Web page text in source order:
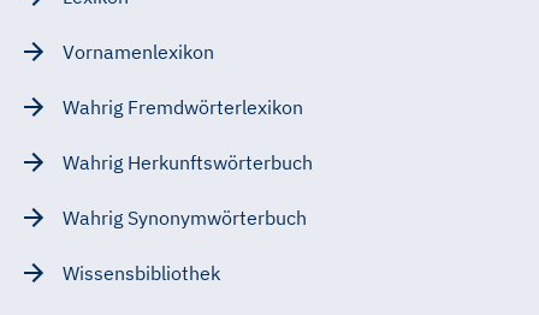
Vornamenlexikon
Wahrig Fremdwörterlexikon
Wahrig Herkunftswörterbuch
Wahrig Synonymwörterbuch
Wissensbibliothek